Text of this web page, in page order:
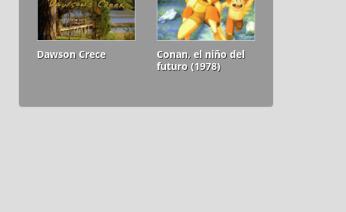
Dawson Crece
Conan, el niño del
futuro (1978)